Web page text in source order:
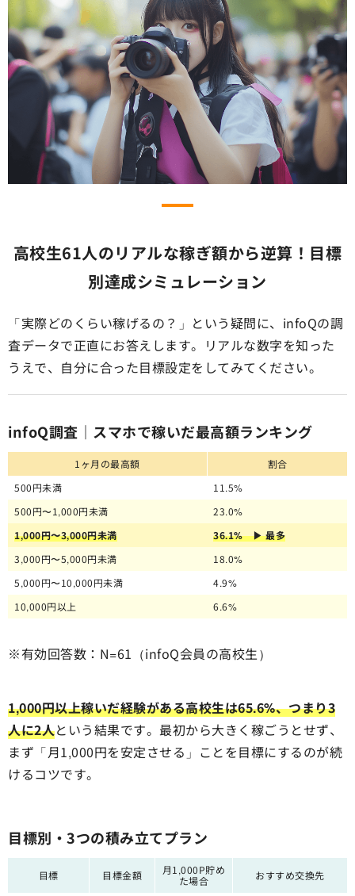
高校生61人のリアルな稼ぎ額から逆算！目標
別達成シミュレーション
「実際どのくらい稼げるの？」という疑問に、infoQの調
査データで正直にお答えします。リアルな数字を知った
うえで、自分に合った目標設定をしてみてください。
infoQ調査｜スマホで稼いだ最高額ランキング
1ヶ月の最高額
割合
500円未満
11.5%
500円〜1,000円未満
23.0%
1,000円〜3,000円未満
36.1% ▶ 最多
3,000円〜5,000円未満
18.0%
5,000円〜10,000円未満
4.9%
10,000円以上
6.6%
※有効回答数：N=61（infoQ会員の高校生）
1,000円以上稼いだ経験がある高校生は65.6%、つまり3
人に2人という結果です。最初から大きく稼ごうとせず、
まず「月1,000円を安定させる」ことを目標にするのが続
けるコツです。
目標別・3つの積み立てプラン
目標 目標金額
月1,000P貯め
た場合
おすすめ交換先